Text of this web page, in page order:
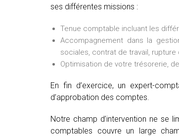
ses différentes missions :
Tenue comptable incluant les
Accompagnement dans la
sociales, contrat de travail, rupture
Optimisation de votre trésorerie,
En fin d’exercice, un expert-
d’approbation des comptes.
Notre champ d’intervention ne se
comptables couvre un large